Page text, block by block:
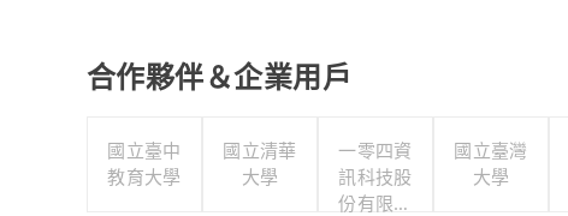
合作夥伴＆企業用戶
國立臺中
教育大學
國立清華
大學
一零四資
訊科技股
份有限公
國立臺灣
大學